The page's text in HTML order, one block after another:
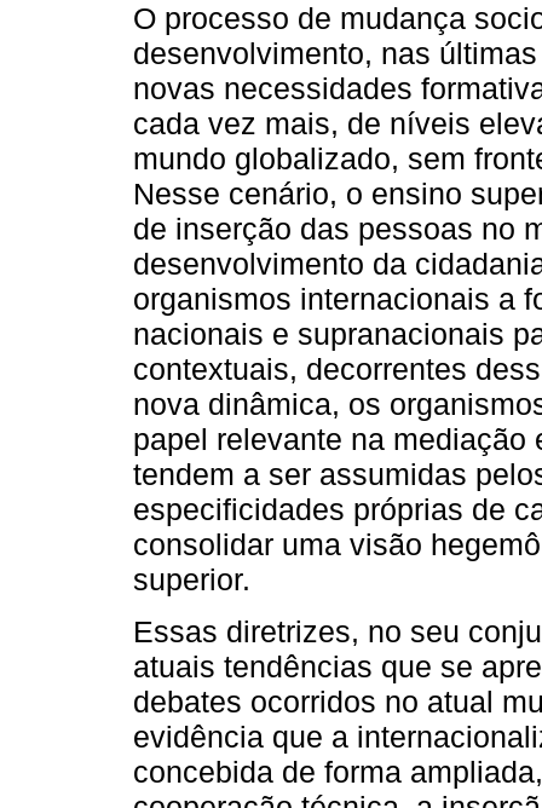
O processo de mudança
desenvolvimento, nas
novas necessidades
cada vez mais, de níveis
mundo globalizado, sem
Nesse cenário, o ensino
de inserção das pessoas no
desenvolvimento da
organismos internacionais a
nacionais e supranacionais
contextuais, decorrentes
nova dinâmica, os
papel relevante na
tendem a ser assumidas
especificidades próprias de
consolidar uma visão
superior.
Essas diretrizes, no seu
atuais tendências que se
debates ocorridos no atual
evidência que a
concebida de forma